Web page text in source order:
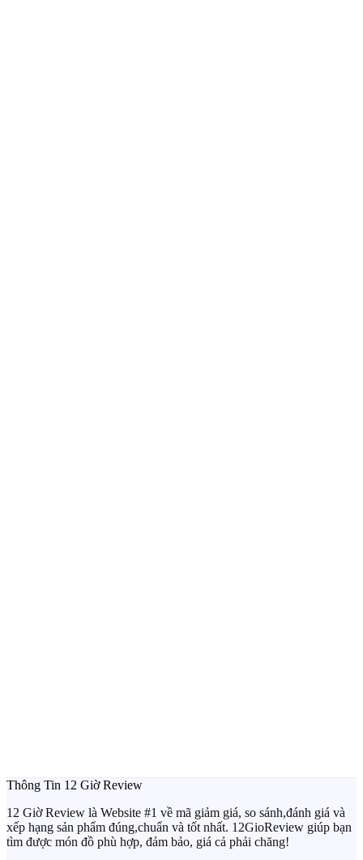
Thông Tin 12 Giờ Review
12 Giờ Review là Website #1 về mã giảm giá, so sánh,đánh giá và
xếp hạng sản phẩm đúng,chuẩn và tốt nhất. 12GioReview giúp bạn
tìm được món đồ phù hợp, đảm bảo, giá cả phải chăng!